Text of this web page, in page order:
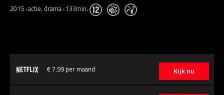
2015 actie, drama 133min.
Kijk nu
€ 7,99 per maand